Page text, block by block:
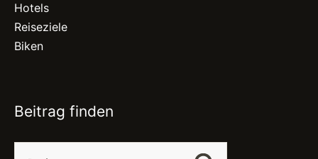
Hotels
Reiseziele
Biken
Beitrag finden